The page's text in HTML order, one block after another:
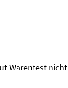
Warentest